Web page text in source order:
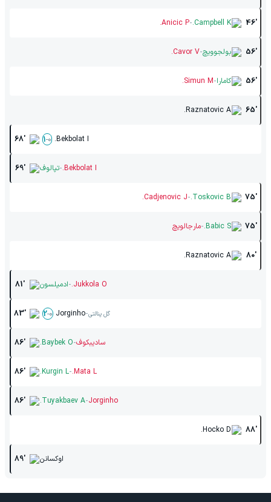
46'
Campbell K.
-
Anicic P.
56' بولجوویچ-
Cavor V.
56' کامارا-
Simun M.
65'
Raznatovic A.
68' 0
-
1 Bekbolat I.
69' تپالوف- Bekbolat I.
75'
Toskovic B.
-
Cadjenovic J.
75'
Babic S.
-مارجالویچ
80'
Raznatovic A.
81' ادمیلسون- Jukkola O.
83' 0
-
2 Jorginho-گل پنالتی
86' Baybek O.-سادیبکوف
86' Kurgin L.- Mata L.
86' Tuyakbaev A.-Jorginho
88'
Hocko D.
89' اوکسانن